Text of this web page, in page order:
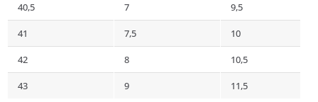
40,5 7 9,5
41 7,5 10
42 8 10,5
43 9 11,5